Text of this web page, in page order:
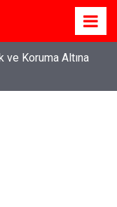
ve Koruma Altına
Kaç Yaşındadır?